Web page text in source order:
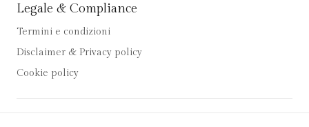
Legale & Compliance
Termini e condizioni
Disclaimer & Privacy policy
Cookie policy